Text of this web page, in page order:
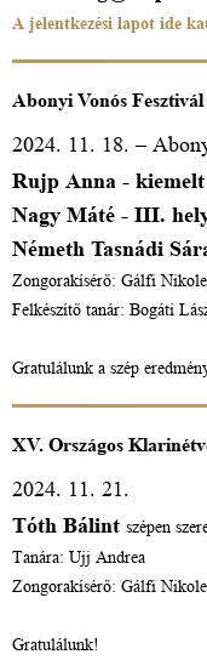
A jelentkezési lapot ide
Abonyi Vonós Fesztivál
2024. 11. 18. –
Rujp Anna -
Nagy Máté - III.
Németh Tasnádi
Zongorakísérő: Gálfi
Felkészítő tanár: Bogáti
Gratulálunk a szép
XV. Országos
2024. 11. 21.
Tóth Bálint szépen
Tanára: Ujj Andrea
Zongorakísérő: Gálfi
Gratulálunk!